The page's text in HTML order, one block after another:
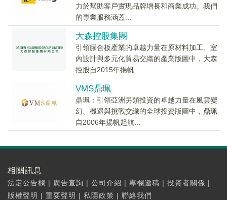
力於幫助客戶實現品牌增長和商業成功。我們
的專業服務涵蓋...
大森控股集團
引領膠合板產業的卓越力量在原材料加工、室
內設計與多元化貿易交織的產業版圖中，大森
控股自2015年揚帆...
VMS鼎珮
鼎珮：引領亞洲另類投資的卓越力量在風雲變
幻、機遇與挑戰交織的全球投資版圖中，鼎珮
自2006年揚帆起航...
相關訊息
法定公告欄 | 廣告查詢 | 公司介紹 | 專欄邀稿 | 投資者關係 |
版權聲明 | 重要聲明 | 私隱政策 | 聯絡我們